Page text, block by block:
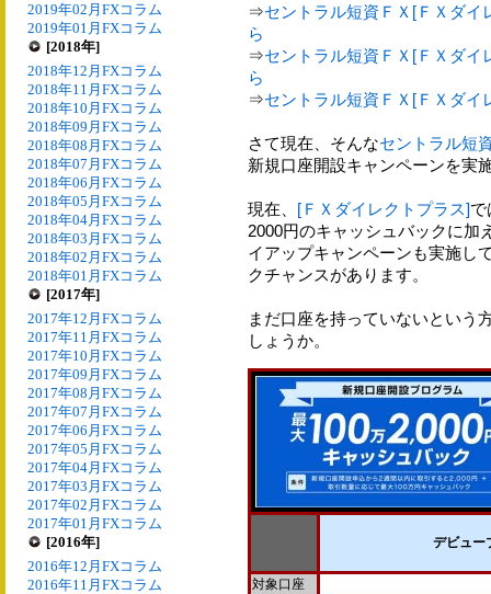
2019年02月FXコラム
2019年01月FXコラム
[2018年]
2018年12月FXコラム
2018年11月FXコラム
2018年10月FXコラム
2018年09月FXコラム
2018年08月FXコラム
2018年07月FXコラム
2018年06月FXコラム
2018年05月FXコラム
2018年04月FXコラム
2018年03月FXコラム
2018年02月FXコラム
2018年01月FXコラム
[2017年]
2017年12月FXコラム
2017年11月FXコラム
2017年10月FXコラム
2017年09月FXコラム
2017年08月FXコラム
2017年07月FXコラム
2017年06月FXコラム
2017年05月FXコラム
2017年04月FXコラム
2017年03月FXコラム
2017年02月FXコラム
2017年01月FXコラム
[2016年]
2016年12月FXコラム
2016年11月FXコラム
⇒セントラル短資ＦＸ[ＦＸダイ
ら
⇒セントラル短資ＦＸ[ＦＸダイ
ら
⇒セントラル短資ＦＸ[ＦＸダイ
さて現在、そんなセントラル短
新規口座開設キャンペーンを実
現在、 [ＦＸダイレクトプラス]で
2000円のキャッシュバックに加
イアップキャンペーンも実施し
クチャンスがあります。
まだ口座を持っていないという
しょうか。
デビュー
対象口座